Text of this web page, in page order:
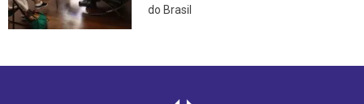
do Brasil